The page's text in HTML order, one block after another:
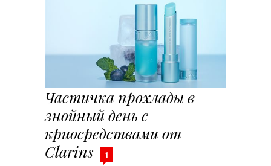
Частичка прохлады в
знойный день с
криосредствами от
Clarins
1